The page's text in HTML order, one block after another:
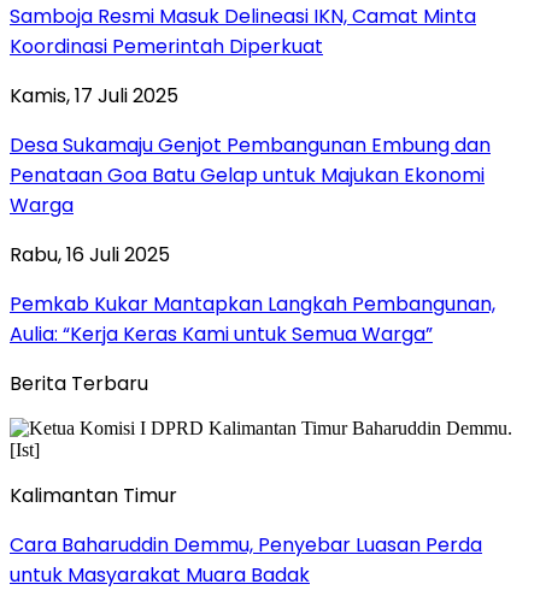
Samboja Resmi Masuk Delineasi IKN, Camat Minta
Koordinasi Pemerintah Diperkuat
Kamis, 17 Juli 2025
Desa Sukamaju Genjot Pembangunan Embung dan
Penataan Goa Batu Gelap untuk Majukan Ekonomi
Warga
Rabu, 16 Juli 2025
Pemkab Kukar Mantapkan Langkah Pembangunan,
Aulia: “Kerja Keras Kami untuk Semua Warga”
Berita Terbaru
Kalimantan Timur
Cara Baharuddin Demmu, Penyebar Luasan Perda
untuk Masyarakat Muara Badak